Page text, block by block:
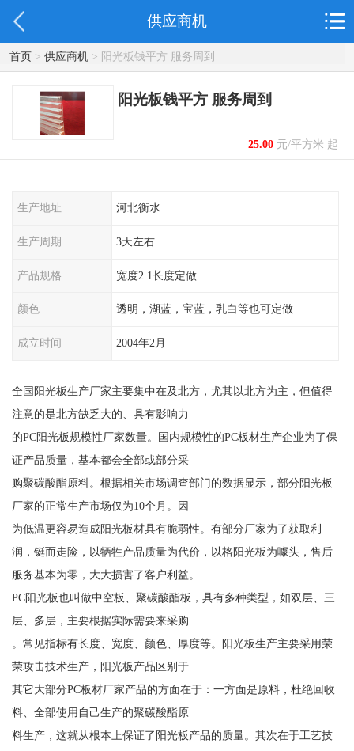
供应商机
首页> 供应商机> 阳光板钱平方 服务周到
阳光板钱平方 服务周到
25.00元/平方米 起
生产地址 河北衡水
生产周期 3天左右
产品规格 宽度2.1长度定做
颜色 透明，湖蓝，宝蓝，乳白等也可定做
成立时间 2004年2月
全国阳光板生产厂家主要集中在及北方，尤其以北方为主，但值得
注意的是北方缺乏大的、具有影响力
的PC阳光板规模性厂家数量。国内规模性的PC板材生产企业为了保
证产品质量，基本都会全部或部分采
购聚碳酸酯原料。根据相关市场调查部门的数据显示，部分阳光板
厂家的正常生产市场仅为10个月。因
为低温更容易造成阳光板材具有脆弱性。有部分厂家为了获取利
润，铤而走险，以牺牲产品质量为代价，以格阳光板为噱头，售后
服务基本为零，大大损害了客户利益。
PC阳光板也叫做中空板、聚碳酸酯板，具有多种类型，如双层、三
层、多层，主要根据实际需要来采购
。常见指标有长度、宽度、颜色、厚度等。阳光板生产主要采用荣
荣攻击技术生产，阳光板产品区别于
其它大部分PC板材厂家产品的方面在于：一方面是原料，杜绝回收
料、全部使用自己生产的聚碳酸酯原
料生产，这就从根本上保证了阳光板产品的质量。其次在于工艺技